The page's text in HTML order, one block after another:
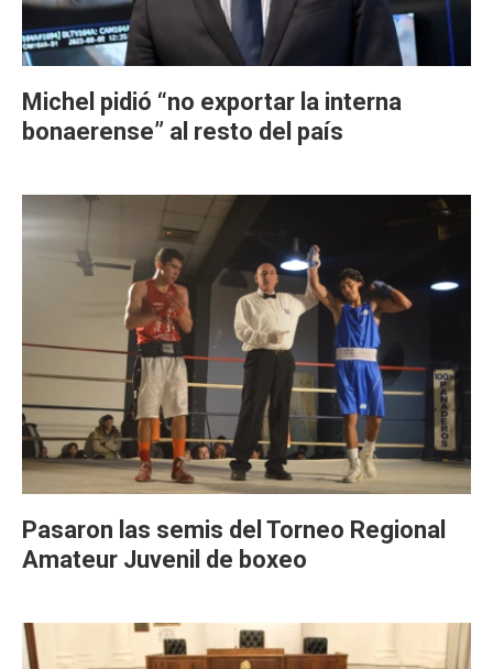
Michel pidió “no exportar la interna
bonaerense” al resto del país
Pasaron las semis del Torneo Regional
Amateur Juvenil de boxeo